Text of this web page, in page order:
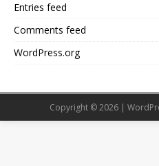
Entries feed
Comments feed
WordPress.org
Copyright © 2026 |